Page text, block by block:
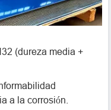
(dureza media +
a la corrosión.